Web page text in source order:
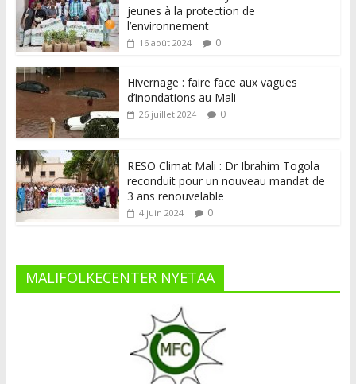
jeunes à la protection de
l’environnement
16 août 2024 0
Hivernage : faire face aux vagues
d’inondations au Mali
26 juillet 2024 0
RESO Climat Mali : Dr Ibrahim Togola
reconduit pour un nouveau mandat de
3 ans renouvelable
4 juin 2024 0
MALIFOLKECENTER NYETAA